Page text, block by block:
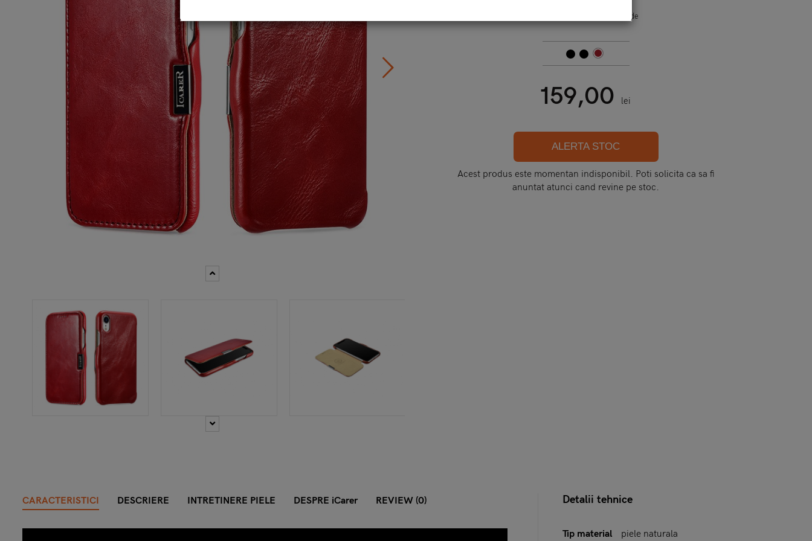
xr - icarer - vintage - side
159,00 lei
ALERTA STOC
Acest produs este momentan indisponibil. Poti solicita ca sa fi
anuntat atunci cand revine pe stoc.
CARACTERISTICI DESCRIERE INTRETINERE PIELE DESPRE iCarer REVIEW (0) Detalii tehnice
Tip material piele naturala